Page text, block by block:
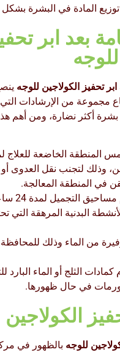
المادة في البشرة
بعد ابر
ابر تحفيز الكولاجين للوجه
مجموعة من الإرشادات
أكثر نضارة، ومن أهم
وذلك لتجنب نقل العدوى أو
في المنطقة المعالجة.
لمدة 24 ساعة بعد الحقن.
البدنية المرهقة التي
من الماء وذلك
الثلج أو الماء البارد
في حال ظهورها.
للوجه بالظهور في